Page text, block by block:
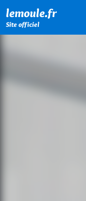
lemoule.fr
Site officiel